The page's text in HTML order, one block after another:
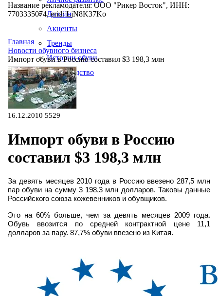
Дизайн
Акценты
Тренды
Истории обуви
Производство
Название рекламодателя: ООО "Рикер Восток", ИНН:
7703335074, erid: LjN8K37Ko
Главная
Новости обувного бизнеса
Импорт обуви в Россию составил $3 198,3 млн
16.12.2010 5529
Импорт обуви в Россию
составил $3 198,3 млн
За девять месяцев 2010 года в Россию ввезено 287,5 млн
пар обуви на сумму 3 198,3 млн долларов. Таковы данные
Российского союза кожевенников и обувщиков.
Это на 60% больше, чем за девять месяцев 2009 года.
Обувь ввозится по средней контрактной цене 11,1
долларов за пару. 87,7% обуви ввезено из Китая.